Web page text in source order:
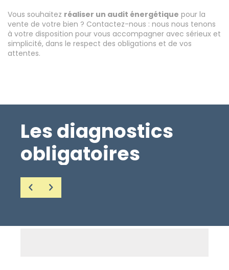
Vous souhaitez réaliser un audit énergétique pour la
vente de votre bien ? Contactez-nous : nous nous tenons
à votre disposition pour vous accompagner avec sérieux et
simplicité, dans le respect des obligations et de vos
attentes.
Les diagnostics
obligatoires